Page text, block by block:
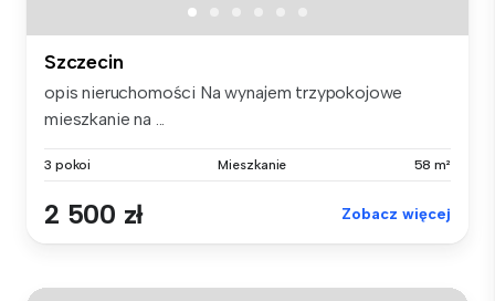
Szczecin
opis nieruchomości Na wynajem trzypokojowe
mieszkanie na ...
3 pokoi Mieszkanie 58 m²
2 500 zł Zobacz więcej